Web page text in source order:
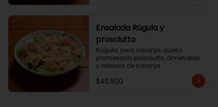
Ensalada Rúgula y
prosciutto
Rúgula, pera, naranja, queso
parmesano, prosciutto, almendras
y aderezo de naranja.
$40.500